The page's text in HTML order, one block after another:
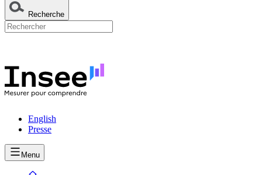
Recherche
English
Presse
Menu